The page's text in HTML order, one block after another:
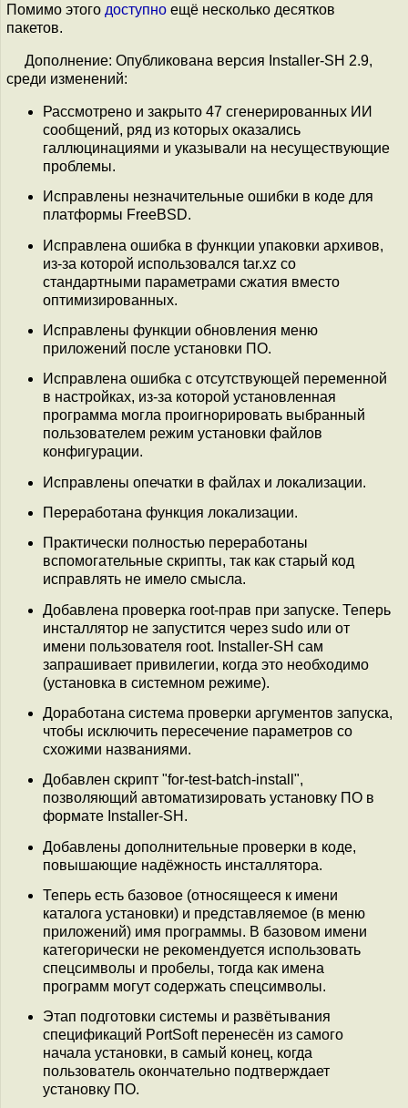
Помимо этого доступно ещё несколько десятков
пакетов.
Дополнение: Опубликована версия Installer-SH 2.9,
среди изменений:
Рассмотрено и закрыто 47 сгенерированных ИИ
сообщений, ряд из которых оказались
галлюцинациями и указывали на несуществующие
проблемы.
Исправлены незначительные ошибки в коде для
платформы FreeBSD.
Исправлена ошибка в функции упаковки архивов,
из-за которой использовался tar.xz со
стандартными параметрами сжатия вместо
оптимизированных.
Исправлены функции обновления меню
приложений после установки ПО.
Исправлена ошибка с отсутствующей переменной
в настройках, из-за которой установленная
программа могла проигнорировать выбранный
пользователем режим установки файлов
конфигурации.
Исправлены опечатки в файлах и локализации.
Переработана функция локализации.
Практически полностью переработаны
вспомогательные скрипты, так как старый код
исправлять не имело смысла.
Добавлена проверка root-прав при запуске. Теперь
инсталлятор не запустится через sudo или от
имени пользователя root. Installer-SH сам
запрашивает привилегии, когда это необходимо
(установка в системном режиме).
Доработана система проверки аргументов запуска,
чтобы исключить пересечение параметров со
схожими названиями.
Добавлен скрипт "for-test-batch-install",
позволяющий автоматизировать установку ПО в
формате Installer-SH.
Добавлены дополнительные проверки в коде,
повышающие надёжность инсталлятора.
Теперь есть базовое (относящееся к имени
каталога установки) и представляемое (в меню
приложений) имя программы. В базовом имени
категорически не рекомендуется использовать
спецсимволы и пробелы, тогда как имена
программ могут содержать спецсимволы.
Этап подготовки системы и развётывания
спецификаций PortSoft перенесён из самого
начала установки, в самый конец, когда
пользователь окончательно подтверждает
установку ПО.